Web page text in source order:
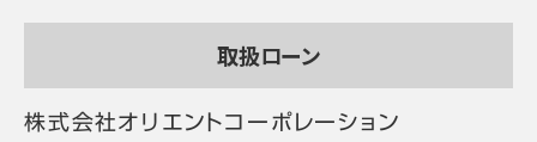
取扱ローン
株式会社オリエントコーポレーション